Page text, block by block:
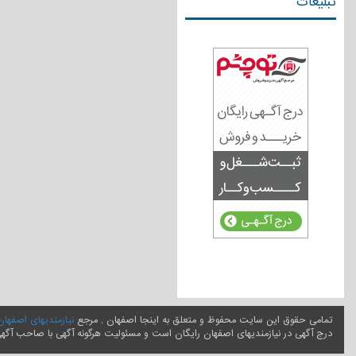
تمامی حقوق این سایت محفوظ و متعلق به اینجا اصفهان , مرجع نیازمندیهای
درج آگهی در نیازمندیهای اصفهان رایگان است و مسئولیت هرگونه آگهی با صاحب